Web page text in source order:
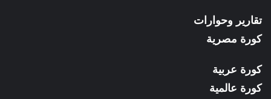
تقارير وحوارات
كورة مصرية
كورة عربية
كورة عالمية